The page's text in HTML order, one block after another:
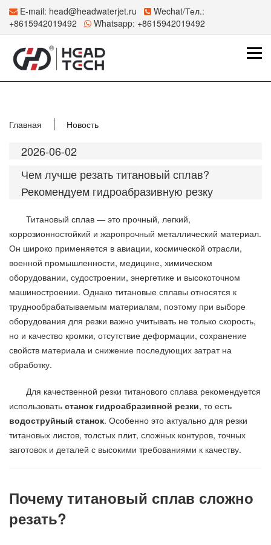
E-mail: head@headwaterjet.ru
Wechat/Тел.:
+8615942019492
Whatsapp: +8615942019492
Главная Новость
2026-06-02
Чем лучше резать титановый сплав?
Рекомендуем гидроабразивную резку
Титановый сплав — это прочный, легкий,
коррозионностойкий и жаропрочный металлический материал.
Он широко применяется в авиации, космической отрасли,
военной промышленности, медицине, химическом
оборудовании, судостроении, энергетике и высокоточном
машиностроении. Однако титановые сплавы относятся к
труднообрабатываемым материалам, поэтому при выборе
оборудования для резки важно учитывать не только скорость,
но и качество кромки, отсутствие деформации, сохранение
свойств материала и снижение последующих затрат на
обработку.
Для качественной резки титанового сплава рекомендуется
использовать станок гидроабразивной резки, то есть
водоструйный станок. Особенно это актуально для резки
титановых листов, толстых плит, сложных контуров, точных
заготовок и деталей с высокими требованиями к качеству.
Почему титановый сплав сложно
резать?